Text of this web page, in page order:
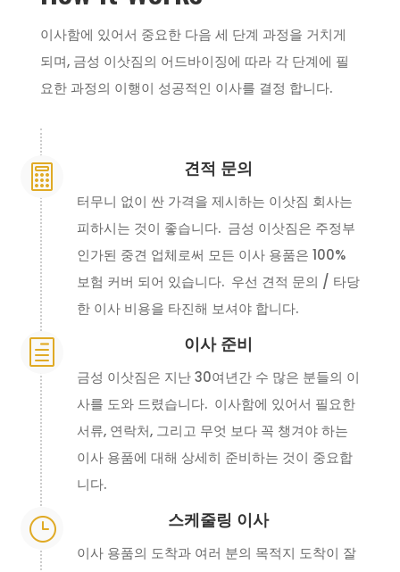
이사함에 있어서 중요한 다음 세 단계 과정을 거치게
되며, 금성 이삿짐의 어드바이징에 따라 각 단계에 필
요한 과정의 이행이 성공적인 이사를 결정 합니다.
 견적 문의
터무니 없이 싼 가격을 제시하는 이삿짐 회사는
피하시는 것이 좋습니다. 금성 이삿짐은 주정부
인가된 중견 업체로써 모든 이사 용품은 100%
보험 커버 되어 있습니다. 우선 견적 문의 / 타당
한 이사 비용을 타진해 보셔야 합니다.
h 이사 준비
금성 이삿짐은 지난 30여년간 수 많은 분들의 이
사를 도와 드렸습니다. 이사함에 있어서 필요한
서류, 연락처, 그리고 무엇 보다 꼭 챙겨야 하는
이사 용품에 대해 상세히 준비하는 것이 중요합
니다.
} 스케줄링 이사
이사 용품의 도착과 여러 분의 목적지 도착이 잘